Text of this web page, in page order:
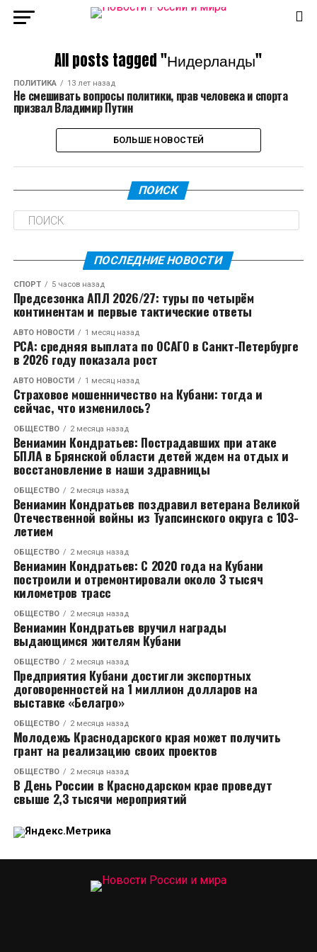
All posts tagged "Нидерланды"
ПОЛИТИКА 13 лет назад
Не смешивать вопросы политики, прав человека и спорта
призвал Владимир Путин
БОЛЬШЕ НОВОСТЕЙ
ПОИСК
ПОСЛЕДНИЕ НОВОСТИ
СПОРТ 5 часов назад
Предсезонка АПЛ 2026/27: туры по четырём
континентам и первые тактические ответы
АВТО НОВОСТИ 1 месяц назад
РСА: средняя выплата по ОСАГО в Санкт-Петербурге
в 2026 году показала рост
АВТО НОВОСТИ 1 месяц назад
Страховое мошенничество на Кубани: тогда и
сейчас, что изменилось?
ОБЩЕСТВО 2 месяца назад
Вениамин Кондратьев: Пострадавших при атаке
БПЛА в Брянской области детей ждем на отдых и
восстановление в наши здравницы
ОБЩЕСТВО 2 месяца назад
Вениамин Кондратьев поздравил ветерана Великой
Отечественной войны из Туапсинского округа с 103-
летием
ОБЩЕСТВО 2 месяца назад
Вениамин Кондратьев: С 2020 года на Кубани
построили и отремонтировали около 3 тысяч
километров трасс
ОБЩЕСТВО 2 месяца назад
Вениамин Кондратьев вручил награды
выдающимся жителям Кубани
ОБЩЕСТВО 2 месяца назад
Предприятия Кубани достигли экспортных
договоренностей на 1 миллион долларов на
выставке «Белагро»
ОБЩЕСТВО 2 месяца назад
Молодежь Краснодарского края может получить
грант на реализацию своих проектов
ОБЩЕСТВО 2 месяца назад
В День России в Краснодарском крае проведут
свыше 2,3 тысячи мероприятий